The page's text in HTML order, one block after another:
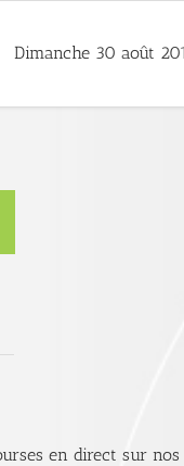
Dimanche 30 août
en direct sur